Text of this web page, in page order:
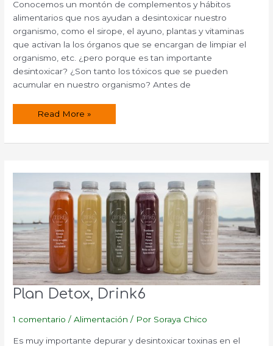
Conocemos un montón de complementos y hábitos
alimentarios que nos ayudan a desintoxicar nuestro
organismo, como el sirope, el ayuno, plantas y vitaminas
que activan la los órganos que se encargan de limpiar el
organismo, etc. ¿pero porque es tan importante
desintoxicar? ¿Son tanto los tóxicos que se pueden
acumular en nuestro organismo? Antes de
¿Por
importante
Read More »
Plan Detox, Drink6
1 comentario /Alimentación / Por Soraya Chico
Es muy importante depurar y desintoxicar toxinas en el